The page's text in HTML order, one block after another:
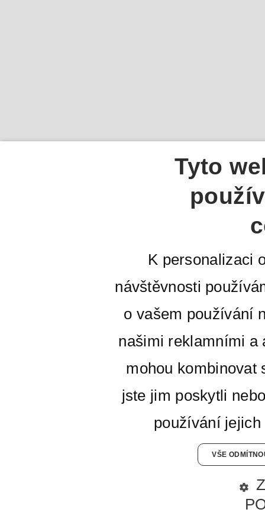
Tyto
K personalizaci
návštěvnosti
o vašem používání
našimi reklamními a
mohou kombinovat
jste jim poskytli
používání
VŠE